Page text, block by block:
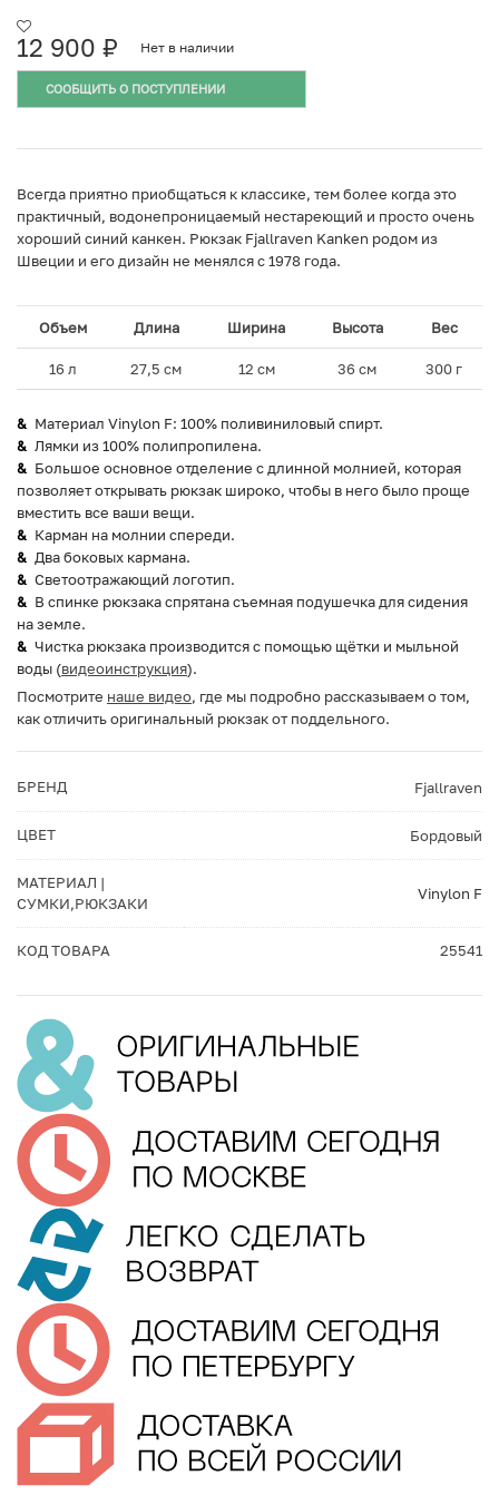
12 900 ₽ Нет в наличии
СООБЩИТЬ О ПОСТУПЛЕНИИ
Всегда приятно приобщаться к классике, тем более когда это
практичный, водонепроницаемый нестареющий и просто очень
хороший синий канкен. Рюкзак Fjallraven Kanken родом из
Швеции и его дизайн не менялся с 1978 года.
Объем Длина Ширина Высота Вес
16 л 27,5 см 12 см 36 см 300 г
Материал Vinylon F: 100% поливиниловый спирт.
Лямки из 100% полипропилена.
Большое основное отделение с длинной молнией, которая
позволяет открывать рюкзак широко, чтобы в него было проще
вместить все ваши вещи.
Карман на молнии спереди.
Два боковых кармана.
Светоотражающий логотип.
В спинке рюкзака спрятана съемная подушечка для сидения
на земле.
Чистка рюкзака производится с помощью щётки и мыльной
воды (видеоинструкция).
Посмотрите наше видео, где мы подробно рассказываем о том,
как отличить оригинальный рюкзак от поддельного.
БРЕНД Fjallraven
ЦВЕТ Бордовый
МАТЕРИАЛ |
СУМКИ,РЮКЗАКИ
Vinylon F
КОД ТОВАРА 25541